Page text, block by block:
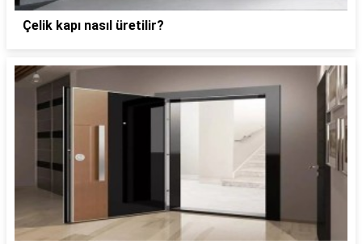
Çelik kapı nasıl üretilir?